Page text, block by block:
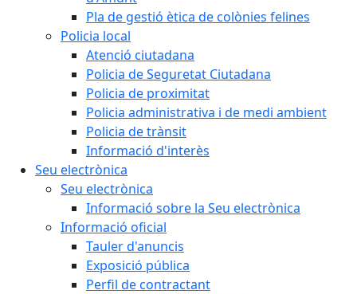
Pla de gestió ètica de colònies felines
Policia local
Atenció ciutadana
Policia de Seguretat Ciutadana
Policia de proximitat
Policia administrativa i de medi ambient
Policia de trànsit
Informació d'interès
Seu electrònica
Seu electrònica
Informació sobre la Seu electrònica
Informació oficial
Tauler d'anuncis
Exposició pública
Perfil de contractant